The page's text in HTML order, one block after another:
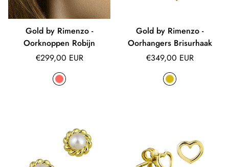
Gold by Rimenzo -
Oorknoppen Robijn
Normale
€299,00 EUR
Gold by Rimenzo -
Oorhangers Brisurhaak
Normale
€349,00 EUR